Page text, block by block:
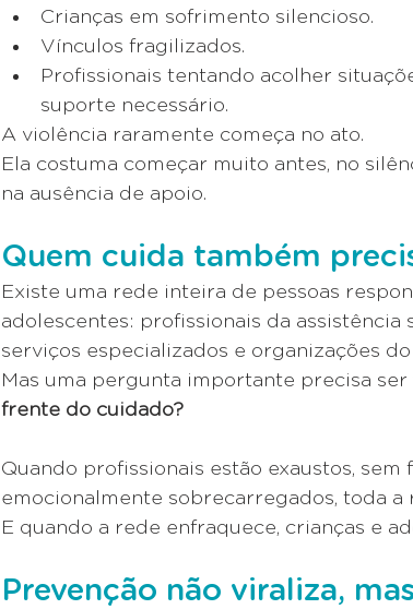
Crianças em sofrimento silencioso.
Vínculos fragilizados.
Profissionais tentando acolher
suporte necessário.
A violência raramente começa no ato.
Ela costuma começar muito antes, no
na ausência de apoio.
Quem cuida também
Existe uma rede inteira de pessoas
adolescentes: profissionais da assistência
serviços especializados e organizações
Mas uma pergunta importante precisa ser
frente do cuidado?
Quando profissionais estão exaustos, sem
emocionalmente sobrecarregados, toda a
E quando a rede enfraquece, crianças e
Prevenção não viraliza,